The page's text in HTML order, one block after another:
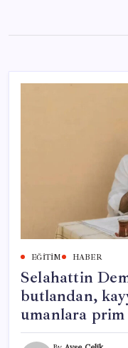
content
EĞITIM HABER
Selahattin
butlandan,
umanlara